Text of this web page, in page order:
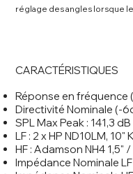
réglage des angles lorsque
CARACTÉRISTIQUES
Réponse en fréquence
Directivité Nominale (-
SPL Max Peak : 141,3 dB
LF : 2 x HP ND10LM,
HF : Adamson NH4 1,5"
Impédance Nominale